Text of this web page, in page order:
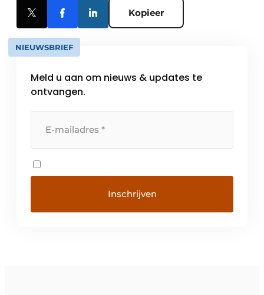
Kopieer
NIEUWSBRIEF
Meld u aan om nieuws & updates te
ontvangen.